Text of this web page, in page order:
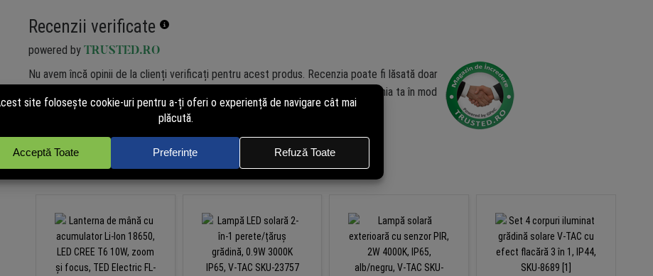
Recenzii verificate
powered by TRUSTED.RO
Nu avem încă opinii de la clienți verificați pentru acest produs. Recenzia poate fi lăsată doar
de cei care au cumpărat pe site. Cumpără și tu acum pentru a putea publica opinia ta în mod
independent!
Produse similare